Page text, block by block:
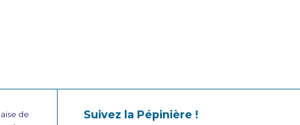
Suivez la Pépinière !